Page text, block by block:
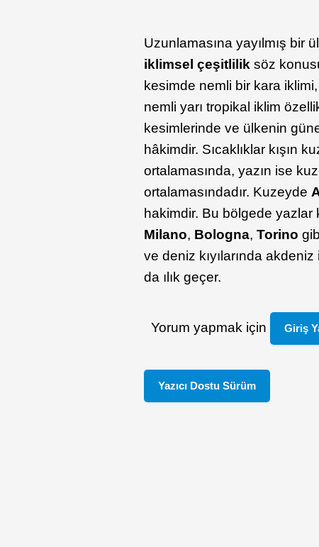
Uzunlamasına yayılmış bir
iklimsel çeşitlilik söz
kesimde nemli bir kara
nemli yarı tropikal iklim
kesimlerinde ve ülkenin
hâkimdir. Sıcaklıklar kışın
ortalamasında, yazın ise
ortalamasındadır. Kuzeyde
hakimdir. Bu bölgede yazlar
Milano, Bologna,Torino
ve deniz kıyılarında
da ılık geçer.
Yorum yapmak için Giriş
Yazıcı Dostu Sürüm